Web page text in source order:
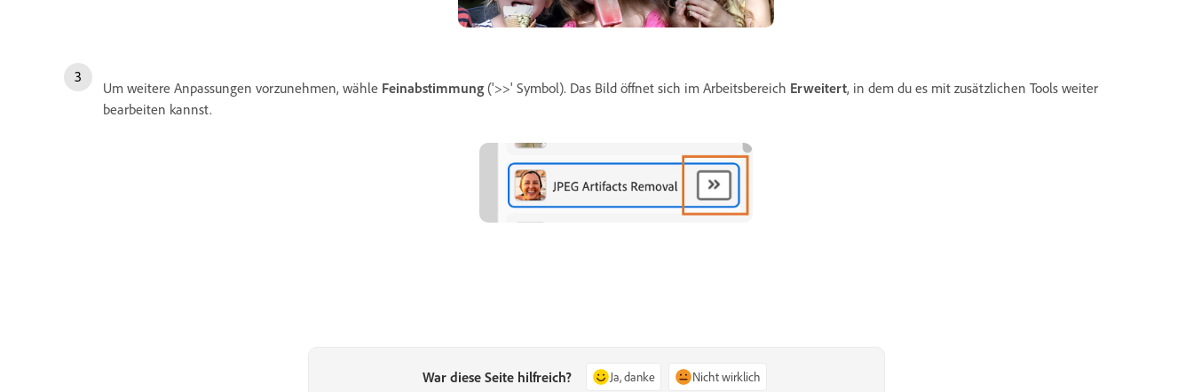
Um weitere Anpassungen vorzunehmen, wähle Feinabstimmung ('>>' Symbol). Das Bild öffnet sich im Arbeitsbereich Erweitert, in dem du es mit zusätzlichen Tools weiter
bearbeiten kannst.
War diese Seite hilfreich? Ja, danke Nicht wirklich